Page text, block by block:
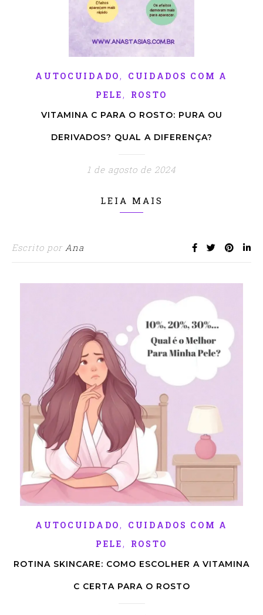
AUTOCUIDADO ,
CUIDADOS COM A
PELE , ROSTO
VITAMINA C PARA O ROSTO: PURA OU
DERIVADOS? QUAL A DIFERENÇA?
1 de agosto de 2024
LEIA MAIS
Escrito por Ana
AUTOCUIDADO ,
CUIDADOS COM A
PELE , ROSTO
ROTINA SKINCARE: COMO ESCOLHER A VITAMINA
C CERTA PARA O ROSTO